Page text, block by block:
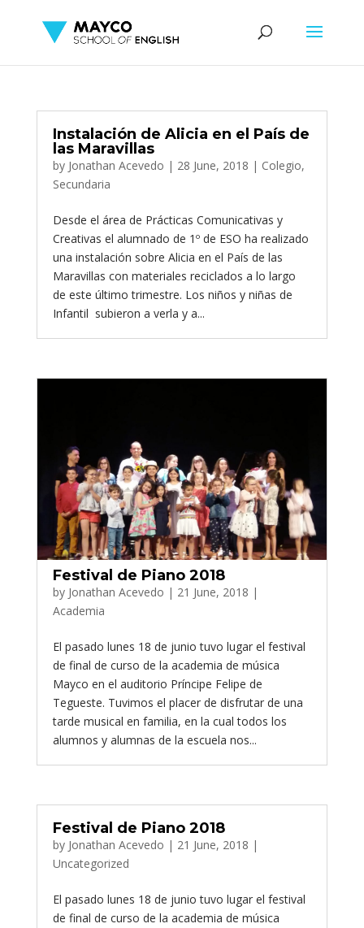
Instalación de Alicia en el País de
las Maravillas
by Jonathan Acevedo | 28 June, 2018 | Colegio,
Secundaria
Desde el área de Prácticas Comunicativas y
Creativas el alumnado de 1º de ESO ha realizado
una instalación sobre Alicia en el País de las
Maravillas con materiales reciclados a lo largo
de este último trimestre. Los niños y niñas de
Infantil subieron a verla y a...
Festival de Piano 2018
by Jonathan Acevedo | 21 June, 2018 |
Academia
El pasado lunes 18 de junio tuvo lugar el festival
de final de curso de la academia de música
Mayco en el auditorio Príncipe Felipe de
Tegueste. Tuvimos el placer de disfrutar de una
tarde musical en familia, en la cual todos los
alumnos y alumnas de la escuela nos...
Festival de Piano 2018
by Jonathan Acevedo | 21 June, 2018 |
Uncategorized
El pasado lunes 18 de junio tuvo lugar el festival
de final de curso de la academia de música